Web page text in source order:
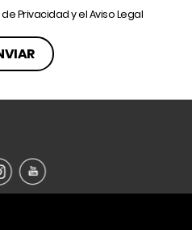
Privacidady elAviso Legal